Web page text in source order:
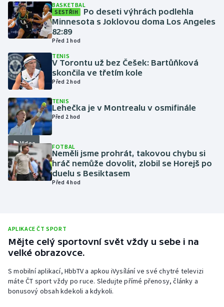
Krasobruslení
Lezení
Lyže a snowboard
Moderní pětiboj
Motorsport
Olympijské hry
Parasport
Plavání
Ragby
Rychlobruslení
Rychlostní kanoistika
BASKETBAL
SESTŘIH
Po deseti výhrách podlehla
Minnesota s Joklovou doma Los Angeles
82:89
Před 1 hod
TENIS
V Torontu už bez Češek: Bartůňková
skončila ve třetím kole
Před 2 hod
Video
TENIS
Lehečka je v Montrealu v osmifinále
Před 2 hod
FOTBAL
Neměli jsme prohrát, takovou chybu si
hráč nemůže dovolit, zlobil se Horejš po
duelu s Besiktasem
Před 4 hod
APLIKACE ČT SPORT
Mějte celý sportovní svět vždy u sebe i na
velké obrazovce.
S mobilní aplikací, HbbTV a apkou iVysílání ve své chytré televizi
máte ČT sport vždy po ruce. Sledujte přímé přenosy, články a
bonusový obsah kdekoli a kdykoli.